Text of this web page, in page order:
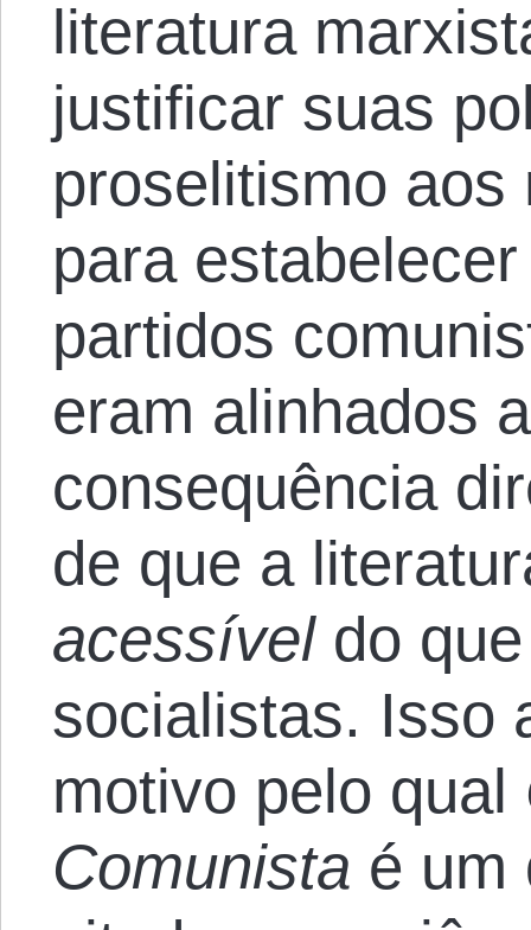
literatura
justificar suas
proselitismo
para
partidos
eram alinhados
consequência
de que a
acessíveldo que
socialistas. Isso
motivo pelo qual
Comunista é um